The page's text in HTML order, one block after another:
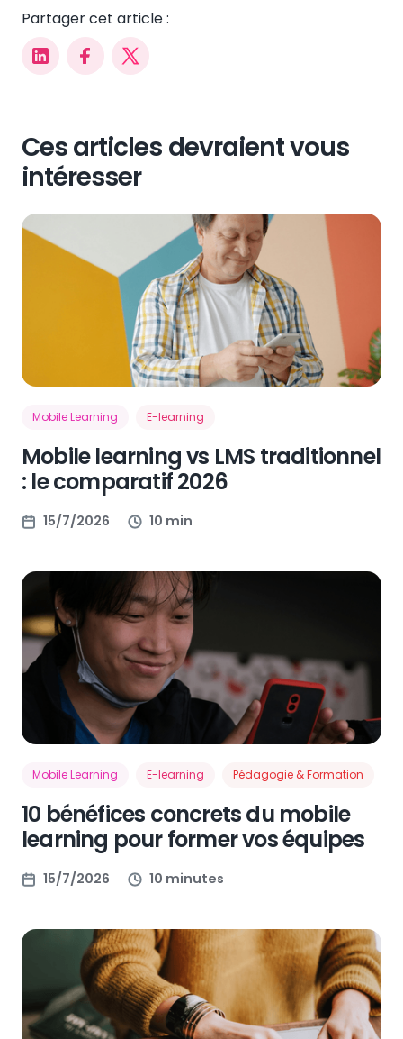
Partager cet article :
Ces articles devraient vous
intéresser
Mobile Learning E-learning
Mobile learning vs LMS traditionnel
: le comparatif 2026
15/7/2026 10 min
Mobile Learning E-learning Pédagogie & Formation
10 bénéfices concrets du mobile
learning pour former vos équipes
15/7/2026 10 minutes